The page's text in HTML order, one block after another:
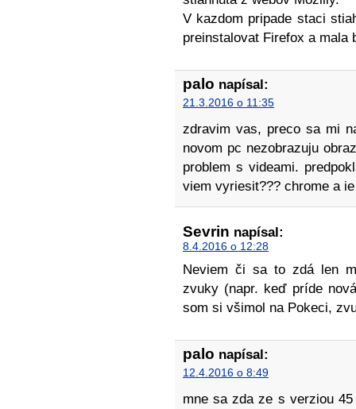
V kazdom pripade staci
preinstalovat Firefox a mala
palo napísal:
21.3.2016 o 11:35
zdravim vas, preco sa mi
novom pc nezobrazuju
problem s videami.
viem vyriesit??? chrome a
Sevrin napísal:
8.4.2016 o 12:28
Neviem či sa to zdá len
zvuky (napr. keď príde
som si všimol na Pokeci,
palo napísal:
12.4.2016 o 8:49
mne sa zda ze s verziou